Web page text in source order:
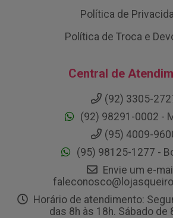
Política de
Política de Troca e
Central de
(92) 3305-
(92) 98291-0002 -
(95) 4009-
(95) 98125-1277 -
Envie um e-
Horário de atendimento:
das 8h às 18h. Sábado de